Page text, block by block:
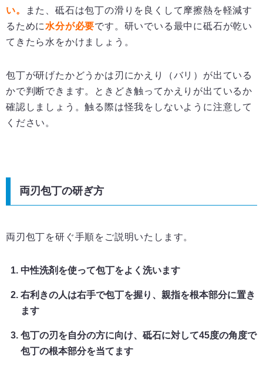
い。
また、砥石は包丁の滑りを良くして摩擦熱を軽減す
るために 水分が必要です。研いでいる最中に砥石が乾い
てきたら水をかけましょう。
包丁が研げたかどうかは刃にかえり（バリ）が出ている
かで判断できます。ときどき触ってかえりが出ているか
確認しましょう。触る際は怪我をしないように注意して
ください。
両刃包丁の研ぎ方
両刃包丁を研ぐ手順をご説明いたします。
中性洗剤を使って包丁をよく洗います
右利きの人は右手で包丁を握り、親指を根本部分に置き
ます
包丁の刃を自分の方に向け、砥石に対して45度の角度で
包丁の根本部分を当てます